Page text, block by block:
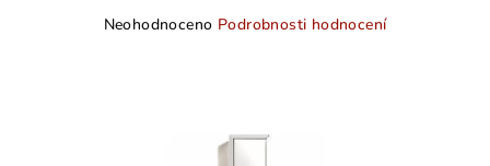
Průměrné
Neohodnoceno Podrobnosti hodnocení